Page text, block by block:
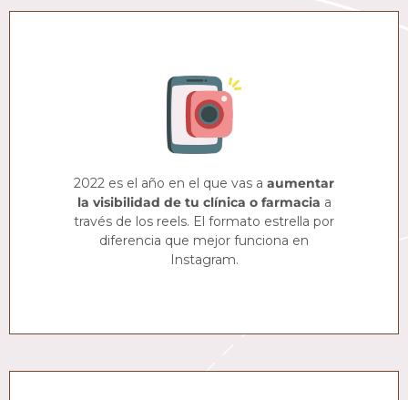
2022 es el año en el que vas a aumentar
la visibilidad de tu clínica o farmacia a
través de los reels. El formato estrella por
diferencia que mejor funciona en
Instagram.